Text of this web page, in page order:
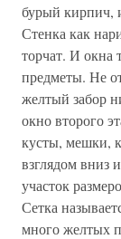
бурый кирпич,
Стенка как
торчат. И окна
предметы. Не
желтый забор
окно второго
кусты, мешки,
взглядом вниз
участок
Сетка
много желтых